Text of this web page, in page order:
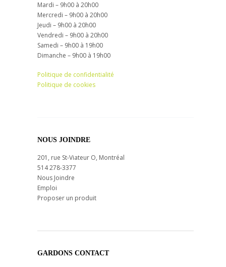
Mardi – 9h00 à 20h00
Mercredi – 9h00 à 20h00
Jeudi – 9h00 à 20h00
Vendredi – 9h00 à 20h00
Samedi – 9h00 à 19h00
Dimanche – 9h00 à 19h00
Politique de confidentialité
Politique de cookies
NOUS JOINDRE
201, rue St-Viateur O, Montréal
514 278-3377
Nous Joindre
Emploi
Proposer un produit
GARDONS CONTACT